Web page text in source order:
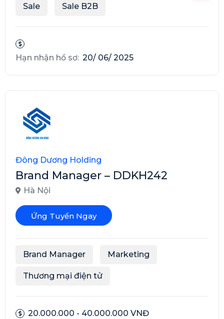
Sale Sale B2B
Hạn nhận hồ sơ: 20/ 06/ 2025
Đông Dương Holding
Brand Manager – DDKH242
Hà Nội
Ứng Tuyển Ngay
Brand Manager Marketing
Thương mại điện tử
20.000.000 - 40.000.000 VNĐ